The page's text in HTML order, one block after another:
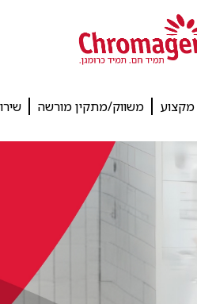
משווק/מתקין מורשה